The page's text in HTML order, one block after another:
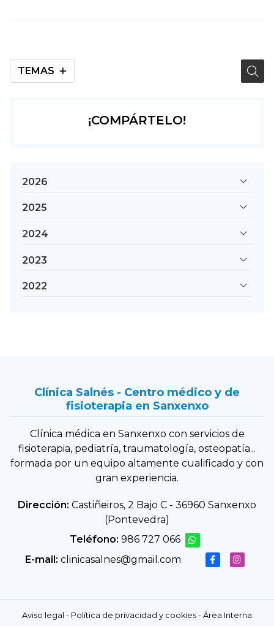
TEMAS
¡COMPÁRTELO!
2026
2025
2024
2023
2022
Clínica Salnés - Centro médico y de
fisioterapia en Sanxenxo
Clínica médica en Sanxenxo con servicios de
fisioterapia, pediatría, traumatología, osteopatía...
formada por un equipo altamente cualificado y con
gran experiencia.
Dirección: Castiñeiros, 2 Bajo C - 36960 Sanxenxo
(Pontevedra)
Teléfono: 986 727 066
E-mail: clinicasalnes@gmail.com
Aviso legal - Política de privacidad y cookies - Área Interna